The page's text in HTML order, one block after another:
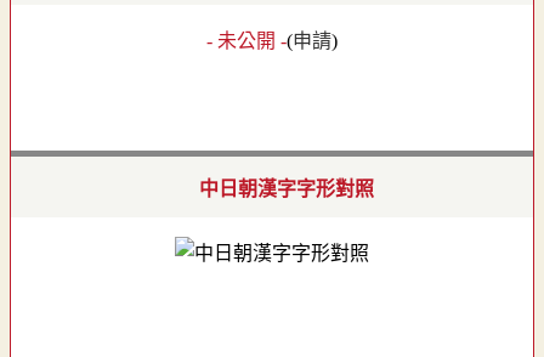
- 未公開 -(申請)
中日朝漢字字形對照